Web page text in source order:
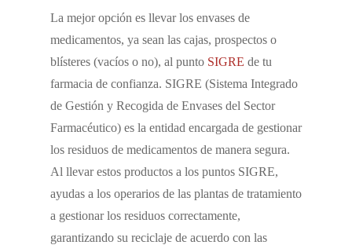
La mejor opción es llevar los envases de
medicamentos, ya sean las cajas, prospectos o
blísteres (vacíos o no), al punto SIGRE de tu
farmacia de confianza. SIGRE (Sistema Integrado
de Gestión y Recogida de Envases del Sector
Farmacéutico) es la entidad encargada de gestionar
los residuos de medicamentos de manera segura.
Al llevar estos productos a los puntos SIGRE,
ayudas a los operarios de las plantas de tratamiento
a gestionar los residuos correctamente,
garantizando su reciclaje de acuerdo con las